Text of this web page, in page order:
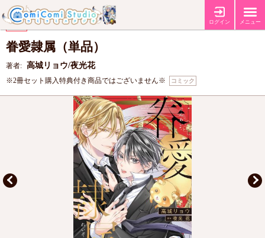
ログイン メニュー
特典 【コミコミ特典4Pリーフレット】
フェア 【ビーボーイコミックスフェア2026 第2弾】
眷愛隷属（単品）
著者: 高城リョウ/夜光花
※2冊セット購入特典付き商品ではございません※ コミック